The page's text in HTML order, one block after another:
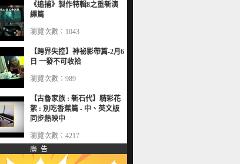
《追捕》製作特輯8之重新演
繹篇
瀏覽次數：1043
【跨界失控】神祕影帶篇-2月6
日 一發不可收拾
瀏覽次數：989
【古魯家族 : 新石代】精彩花
絮 : 別吃香蕉篇 - 中、英文版
同步熱映中
瀏覽次數：4217
廣 告